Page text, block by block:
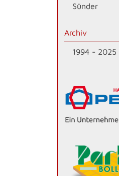
Sünder
Archiv
1994 - 2025